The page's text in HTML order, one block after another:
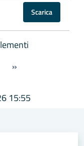
Scarica
»
15:55